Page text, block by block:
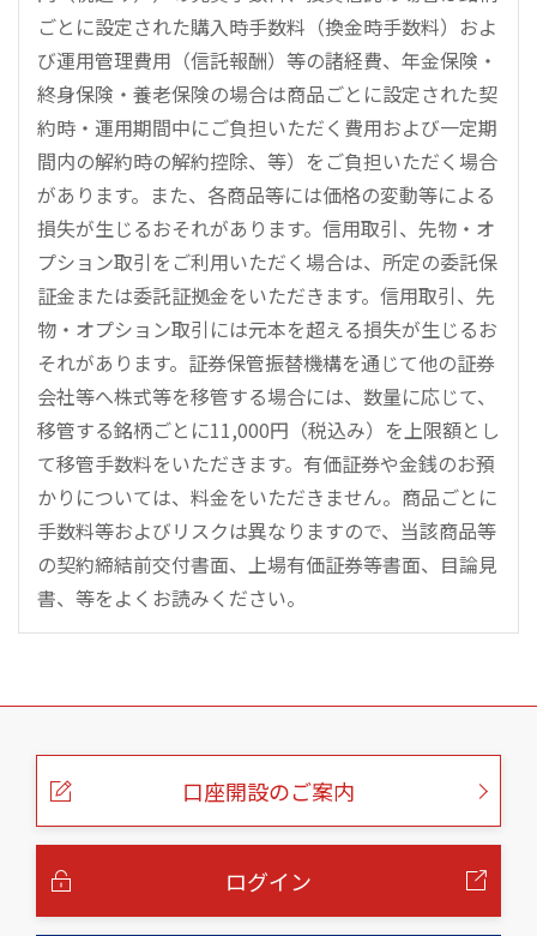
ごとに設定された購入時手数料（換金時手数料）およ
び運用管理費用（信託報酬）等の諸経費、年金保険・
終身保険・養老保険の場合は商品ごとに設定された契
約時・運用期間中にご負担いただく費用および一定期
間内の解約時の解約控除、等）をご負担いただく場合
があります。また、各商品等には価格の変動等による
損失が生じるおそれがあります。信用取引、先物・オ
プション取引をご利用いただく場合は、所定の委託保
証金または委託証拠金をいただきます。信用取引、先
物・オプション取引には元本を超える損失が生じるお
それがあります。証券保管振替機構を通じて他の証券
会社等へ株式等を移管する場合には、数量に応じて、
移管する銘柄ごとに11,000円（税込み）を上限額とし
て移管手数料をいただきます。有価証券や金銭のお預
かりについては、料金をいただきません。商品ごとに
手数料等およびリスクは異なりますので、当該商品等
の契約締結前交付書面、上場有価証券等書面、目論見
書、等をよくお読みください。
こ
口座開設のご案内
ログイン